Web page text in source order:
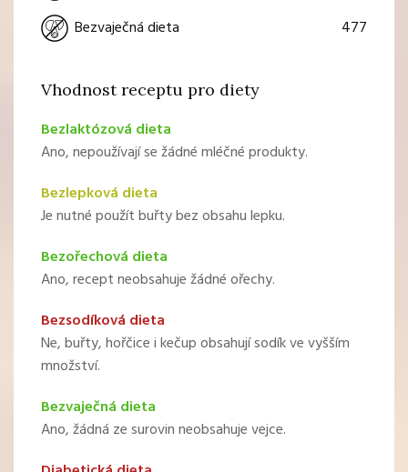
Bezvaječná dieta
477
Vhodnost receptu pro diety
Bezlaktózová dieta
Ano, nepoužívají se žádné mléčné produkty.
Bezlepková dieta
Je nutné použít buřty bez obsahu lepku.
Bezořechová dieta
Ano, recept neobsahuje žádné ořechy.
Bezsodíková dieta
Ne, buřty, hořčice i kečup obsahují sodík ve vyšším
množství.
Bezvaječná dieta
Ano, žádná ze surovin neobsahuje vejce.